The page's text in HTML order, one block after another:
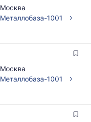
Москва
Металлобаза-1001
›
Москва
Металлобаза-1001
›